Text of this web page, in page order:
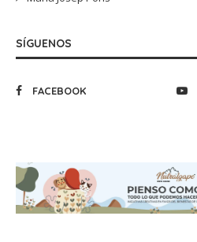
SÍGUENOS
FACEBOOK